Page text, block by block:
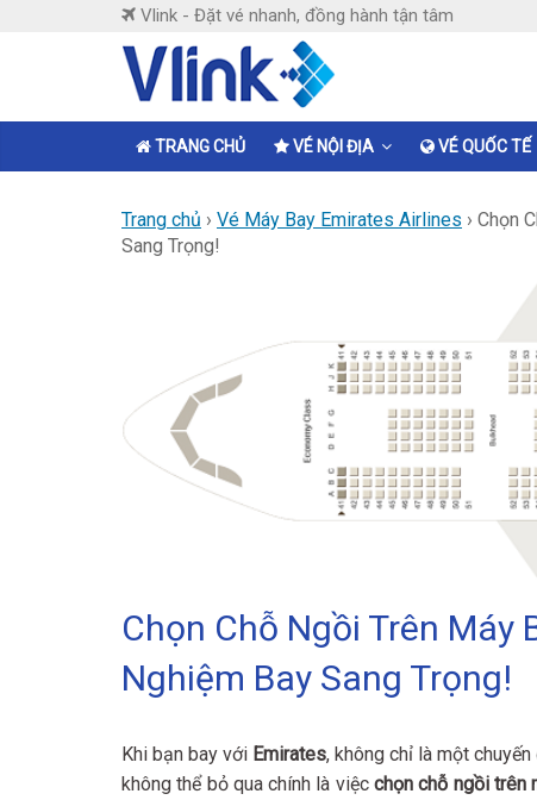
Vlink - Đặt vé nhanh, đồng hành tận tâm
Vlink
Đặt
vé
đồng
hành
TRANG CHỦ VÉ NỘI ĐỊA VÉ QUỐC TẾ
Trang chủ › Vé Máy Bay Emirates Airlines › Chọn
Sang Trọng!
Chọn Chỗ Ngồi Trên Máy
Nghiệm Bay Sang Trọng!
Khi bạn bay với Emirates, không chỉ là một
không thể bỏ qua chính là việcchọn chỗ ngồi trên